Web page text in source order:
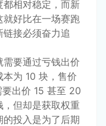
都相对稳定，而新
好比在一场赛跑
接必须奋力追
要通过亏钱出价
为 10 块，售价
出价 15 甚至 20
但却是获取权重
投入是为了后期